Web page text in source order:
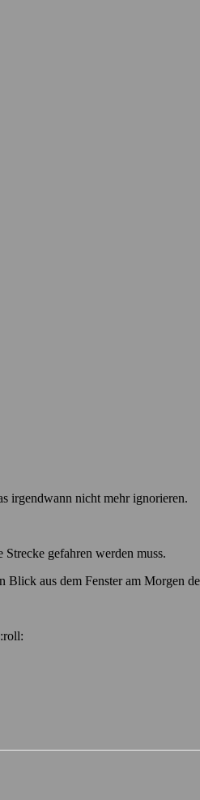
irgendwann nicht mehr ignorieren.
gefahren werden muss.
aus dem Fenster am Morgen